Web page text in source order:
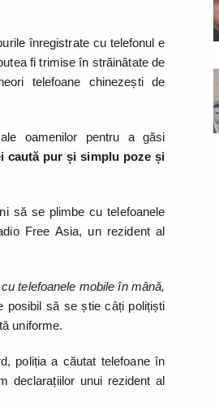
înregistrate cu telefonul e
fi trimise în străinătate de
telefoane chinezești de
oamenilor pentru a găsi
caută pur și simplu poze și
să se plimbe cu telefoanele
Free Asia, un rezident al
telefoanele mobile în mână,
posibil să se știe câți polițiști
uniforme.
poliția a căutat telefoane în
declarațiilor unui rezident al